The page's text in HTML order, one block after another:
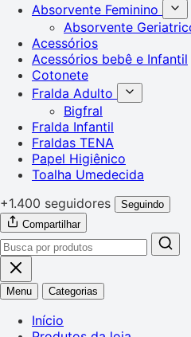
Absorvente Feminino
Absorvente
Acessórios
Acessórios bebê e Infantil
Cotonete
Fralda Adulto
Bigfral
Fralda Infantil
Fraldas TENA
Papel Higiênico
Toalha Umedecida
+1.400 seguidores
Seguindo
Compartilhar
Menu Categorias
Início